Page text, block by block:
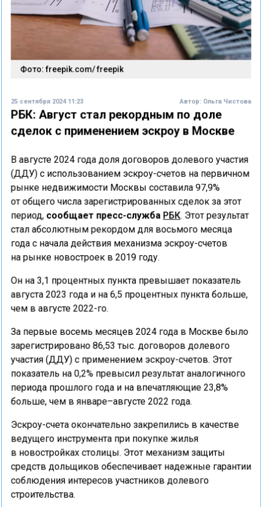
Фото: freepik.com/ freepik
25 сентября 2024 11:23 Автор: Ольга Чистова
РБК: Август стал рекордным по доле
сделок с применением эскроу в Москве
В августе 2024 года доля договоров долевого участия
(ДДУ) с использованием эскроу-счетов на первичном
рынке недвижимости Москвы составила 97,9%
от общего числа зарегистрированных сделок за этот
период,сообщает пресс-служба РБК . Этот результат
стал абсолютным рекордом для восьмого месяца
года с начала действия механизма эскроу-счетов
на рынке новостроек в 2019 году.
Он на 3,1 процентных пункта превышает показатель
августа 2023 года и на 6,5 процентных пункта больше,
чем в августе 2022-го.
За первые восемь месяцев 2024 года в Москве было
зарегистрировано 86,53 тыс. договоров долевого
участия (ДДУ) с применением эскроу-счетов. Этот
показатель на 0,2% превысил результат аналогичного
периода прошлого года и на впечатляющие 23,8%
больше, чем в январе–августе 2022 года.
Эскроу-счета окончательно закрепились в качестве
ведущего инструмента при покупке жилья
в новостройках столицы. Этот механизм защиты
средств дольщиков обеспечивает надежные гарантии
соблюдения интересов участников долевого
строительства.